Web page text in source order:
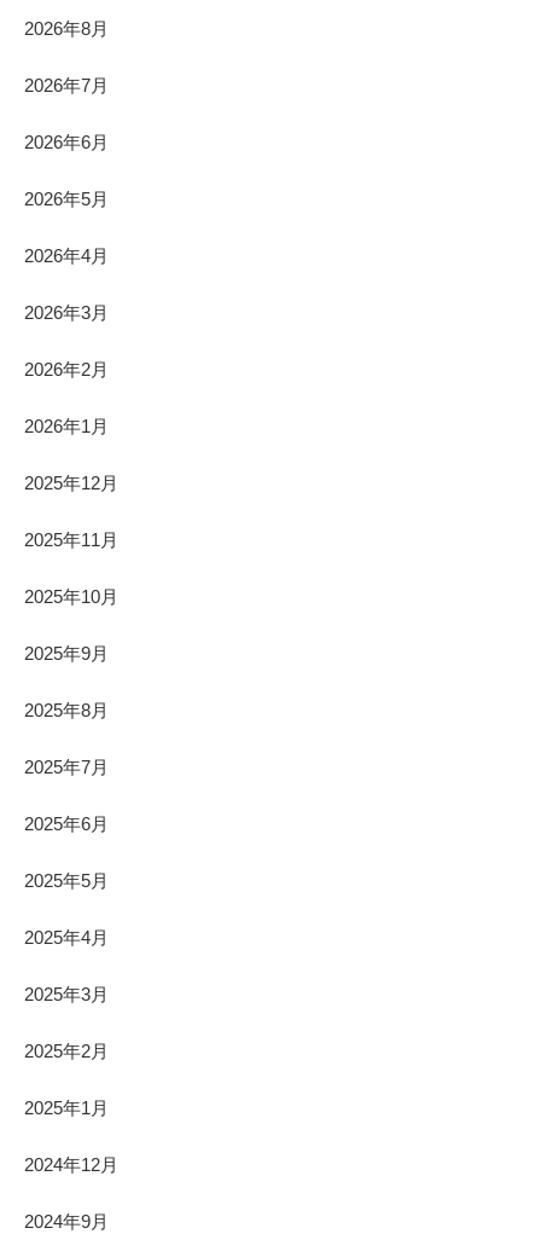
2026年8月
2026年7月
2026年6月
2026年5月
2026年4月
2026年3月
2026年2月
2026年1月
2025年12月
2025年11月
2025年10月
2025年9月
2025年8月
2025年7月
2025年6月
2025年5月
2025年4月
2025年3月
2025年2月
2025年1月
2024年12月
2024年9月